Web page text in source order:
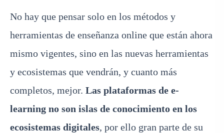
No hay que pensar solo en los métodos y
herramientas de enseñanza online que están ahora
mismo vigentes, sino en las nuevas herramientas
y ecosistemas que vendrán, y cuanto más
completos, mejor. Las plataformas de e-
learning no son islas de conocimiento en los
ecosistemas digitales, por ello gran parte de su